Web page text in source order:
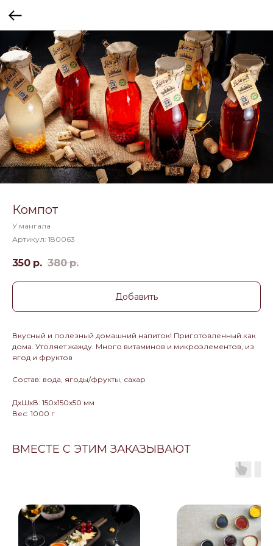
Компот
У мангала
Артикул: 180063
350 р. 380 р.
Добавить
Вкусный и полезный домашний напиток! Приготовленный как
дома. Утоляет жажду. Много витаминов и микроэлементов, из
ягод и фруктов
Состав: вода, ягоды/фрукты, сахар
ДxШxВ: 150x150x50 мм
Вес: 1000 г
ВМЕСТЕ С ЭТИМ ЗАКАЗЫВАЮТ